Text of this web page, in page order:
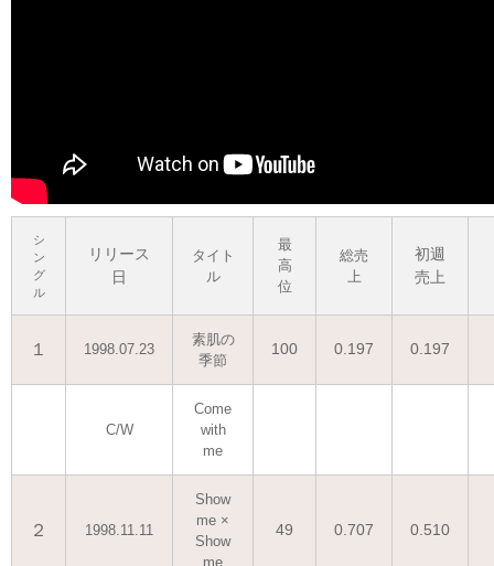
シ
ン
グ
ル
リリース
日
タイト
ル
最
高
位
総売
上
初週
売上
１ 1998.07.23
素肌の
季節
100 0.197 0.197
C/W
Come
with
me
２ 1998.11.11
Show
me ×
Show
me
49 0.707 0.510